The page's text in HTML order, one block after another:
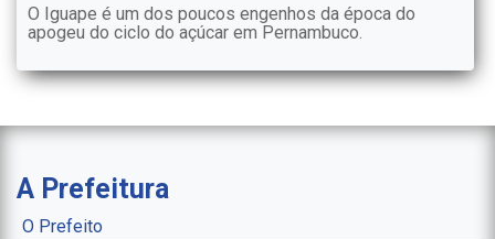
O Iguape é um dos poucos engenhos da época do
apogeu do ciclo do açúcar em Pernambuco.
A Prefeitura
O Prefeito